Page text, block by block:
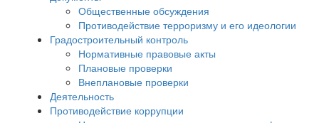
Общественные обсуждения
Противодействие терроризму и его идеологии
Градостроительный контроль
Нормативные правовые акты
Плановые проверки
Внеплановые проверки
Деятельность
Противодействие коррупции